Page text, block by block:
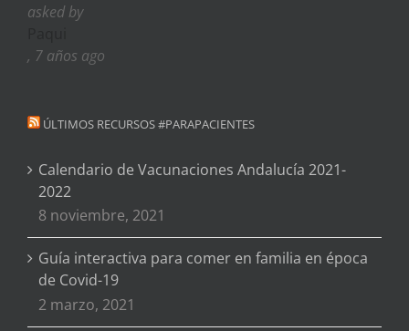
asked by
, 7 años ago
ÚLTIMOS RECURSOS #PARAPACIENTES
Calendario de Vacunaciones Andalucía 2021-
2022
8 noviembre, 2021
Guía interactiva para comer en familia en época
de Covid-19
2 marzo, 2021